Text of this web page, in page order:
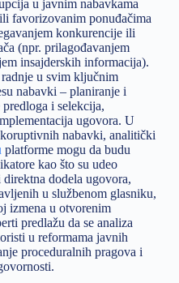
u javnim nabavkama
favorizovanim ponuđačima
konkurencije ili
(npr. prilagođavanjem
insajderskih informacija).
radnje u svim ključnim
nabavki – planiranje i
i selekcija,
ugovora. U
nabavki, analitički
platforme mogu da budu
kao što su udeo
dodela ugovora,
u službenom glasniku,
izmena u otvorenim
predlažu da se analiza
u reformama javnih
proceduralnih pragova i